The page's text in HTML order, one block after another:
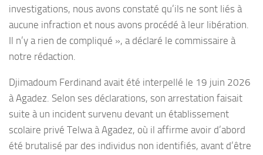
investigations, nous avons constaté qu’ils ne sont liés à
aucune infraction et nous avons procédé à leur libération.
Il n’y a rien de compliqué », a déclaré le commissaire à
notre rédaction.
Djimadoum Ferdinand avait été interpellé le 19 juin 2026
à Agadez. Selon ses déclarations, son arrestation faisait
suite à un incident survenu devant un établissement
scolaire privé Telwa à Agadez, où il affirme avoir d’abord
été brutalisé par des individus non identifiés, avant d’être